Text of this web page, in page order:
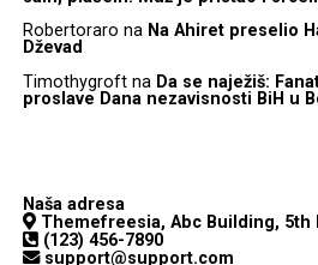
Robertoraro na Na Ahiret preselio
Dževad
Timothygroftna Da se naježiš:
proslave Dana nezavisnosti BiH u
Naša adresa
Themefreesia, Abc Building, 5th
(123) 456-7890
support@support.com